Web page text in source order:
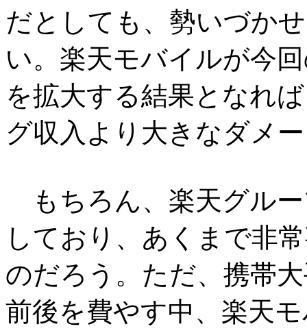
だとしても、勢いづか
い。楽天モバイルが今
を拡大する結果となれ
グ収入より大きなダメ
もちろん、楽天グル
しており、あくまで非
のだろう。ただ、携帯
前後を費やす中、楽天